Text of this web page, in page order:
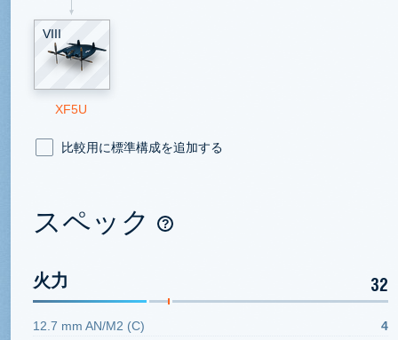
VIII
XF5U
比較用に標準構成を追加する
スペック
火力 32
12.7 mm AN/M2 (C) 4